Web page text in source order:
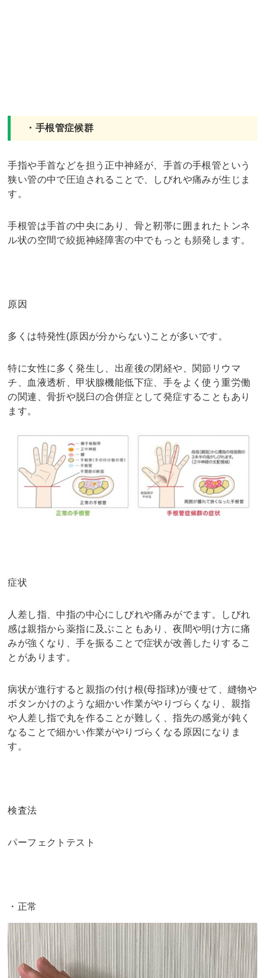
・手根管症候群
手指や手首などを担う正中神経が、手首の手根管という
狭い管の中で圧迫されることで、しびれや痛みが生じま
す。
手根管は手首の中央にあり、骨と靭帯に囲まれたトンネ
ル状の空間で絞扼神経障害の中でもっとも頻発します。
原因
多くは特発性(原因が分からない)ことが多いです。
特に女性に多く発生し、出産後の閉経や、関節リウマ
チ、血液透析、甲状腺機能低下症、手をよく使う重労働
の関連、骨折や脱臼の合併症として発症することもあり
ます。
症状
人差し指、中指の中心にしびれや痛みがでます。しびれ
感は親指から薬指に及ぶこともあり、夜間や明け方に痛
みが強くなり、手を振ることで症状が改善したりするこ
とがあります。
病状が進行すると親指の付け根(母指球)が痩せて、縫物や
ボタンかけのような細かい作業がやりづらくなり、親指
や人差し指で丸を作ることが難しく、指先の感覚が鈍く
なることで細かい作業がやりづらくなる原因になりま
す。
検査法
パーフェクトテスト
・正常